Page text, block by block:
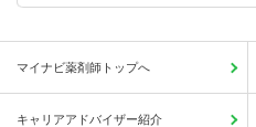
マイナビ薬剤師トップへ
キャリアアドバイザー紹介